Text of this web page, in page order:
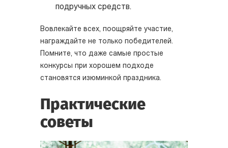
подручных средств.
Вовлекайте всех, поощряйте участие,
награждайте не только победителей.
Помните, что даже самые простые
конкурсы при хорошем подходе
становятся изюминкой праздника.
Практические
советы